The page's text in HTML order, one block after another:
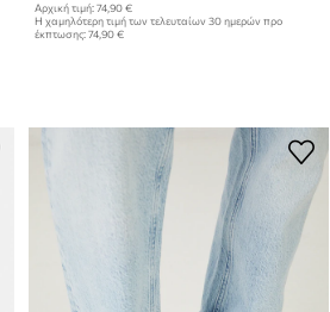
Αρχική τιμή: 74,90 €
Η χαμηλότερη τιμή των τελευταίων 30 ημερών προ
έκπτωσης: 74,90 €